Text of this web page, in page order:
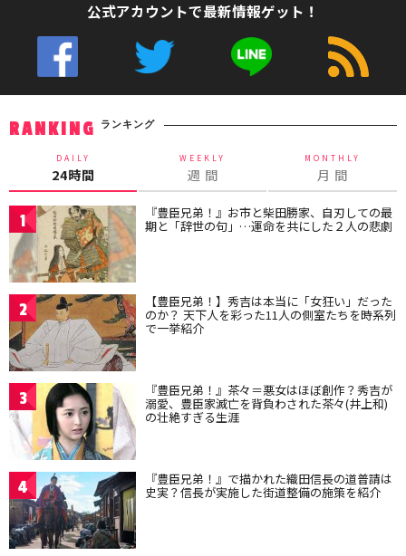
公式アカウントで最新情報ゲット！
RANKING ランキング
DAILY
24時間
WEEKLY
週 間
MONTHLY
月 間
1 『豊臣兄弟！』お市と柴田勝家、自刃しての最
期と「辞世の句」…運命を共にした２人の悲劇
2 【豊臣兄弟！】秀吉は本当に「女狂い」だった
のか？ 天下人を彩った11人の側室たちを時系列
で一挙紹介
3 『豊臣兄弟！』茶々＝悪女はほぼ創作？秀吉が
溺愛、豊臣家滅亡を背負わされた茶々(井上和)
の壮絶すぎる生涯
4 『豊臣兄弟！』で描かれた織田信長の道普請は
史実？信長が実施した街道整備の施策を紹介